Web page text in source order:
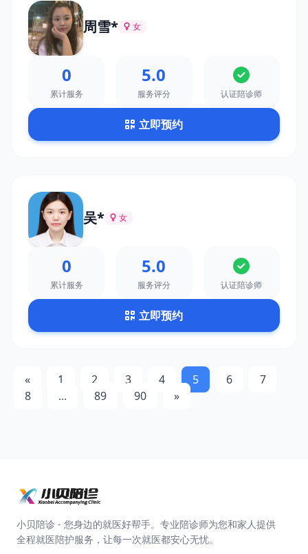
周雪* 女
0
累计服务
5.0
服务评分 认证陪诊师
立即预约
吴* 女
0
累计服务
5.0
服务评分 认证陪诊师
立即预约
« 1 2 3 4 5 6
7
8
... 89 90 »
小贝陪诊 - 您身边的就医好帮手。专业陪诊师为您和家人提供
全程就医陪护服务，让每一次就医都安心无忧。